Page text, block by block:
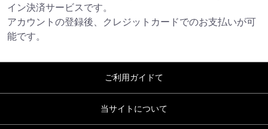
イン決済サービスです。
アカウントの登録後、クレジットカードでのお支払いが可
能です。
ご利用ガイドて
当サイトについて